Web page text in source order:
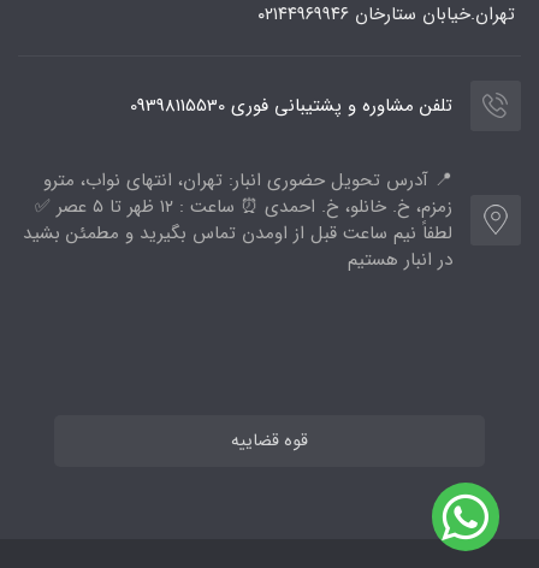
تهران.خیابان ستارخان ۰۲۱۴۴۹۶۹۹۴۶
تلفن مشاوره و پشتیبانی فوری 09398115530
📍 آدرس تحویل حضوری انبار: تهران، انتهای نواب، مترو
زمزم، خ. خانلو، خ. احمدی ⏰ ساعت : ۱۲ ظهر تا ۵ عصر ✅
لطفاً نیم ساعت قبل از اومدن تماس بگیرید و مطمئن بشید
در انبار هستیم
قوه قضاییه